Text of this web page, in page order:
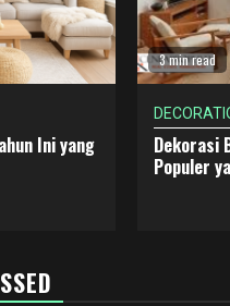
Ini yang
3 min read
Dekorasi
Populer